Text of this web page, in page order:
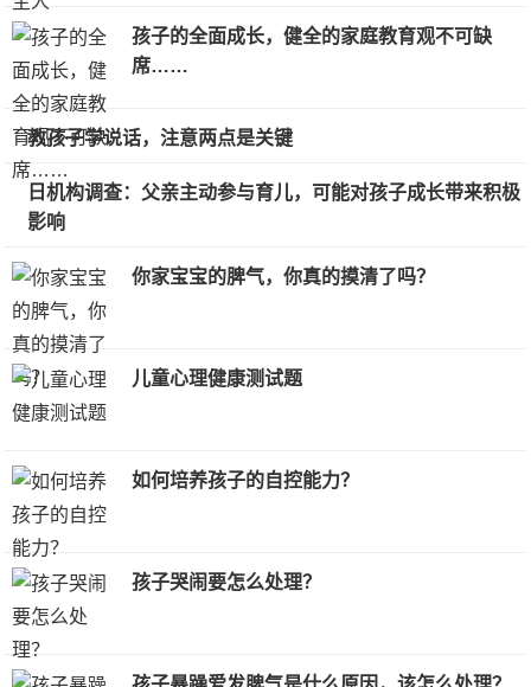
孩子的全面成长，健全的家庭教育观不可缺
席……
教孩子学说话，注意两点是关键
日机构调查：父亲主动参与育儿，可能对孩子成长带来积极
影响
你家宝宝的脾气，你真的摸清了吗？
儿童心理健康测试题
如何培养孩子的自控能力？
孩子哭闹要怎么处理？